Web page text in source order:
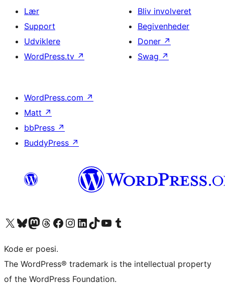
Lær
Support
Udviklere
WordPress.tv ↗
Bliv involveret
Begivenheder
Doner ↗
Swag ↗
WordPress.com ↗
Matt ↗
bbPress ↗
BuddyPress ↗
Besøg vores X (tidligere Twitter) konto
Besøg vores Bluesky-konto
Besøg vores Mastodon konto
Besøg vores Threads-konto
Besøg vores Facebook sideBesøg vores Instagram konto
Besøg vores LinkedIn konto
Besøg vores TikTok-konto
Besøg vores YouTube-kanalBesøg vores Tumblr-konto
Kode er poesi.
The WordPress® trademark is the intellectual property
of the WordPress Foundation.